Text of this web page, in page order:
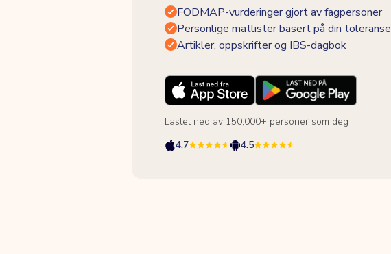
FODMAP-vurderinger gjort av fagpersoner
Personlige matlister basert på din toleranse
Artikler, oppskrifter og IBS-dagbok
Lastet ned av 150,000+ personer som deg
4.7
4.5